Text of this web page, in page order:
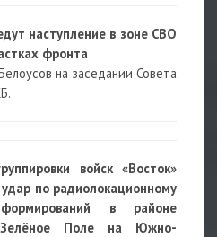
наступление в зоне СВО
фронта
на заседании Совета
войск «Восток»
по радиолокационному
в районе
Зелёное Поле на Южно-